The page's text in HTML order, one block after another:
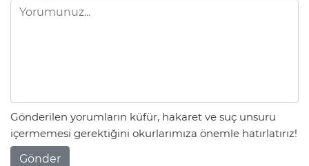
Gönderilen yorumların küfür, hakaret ve suç unsuru
içermemesi gerektiğini okurlarımıza önemle hatırlatırız!
Gönder